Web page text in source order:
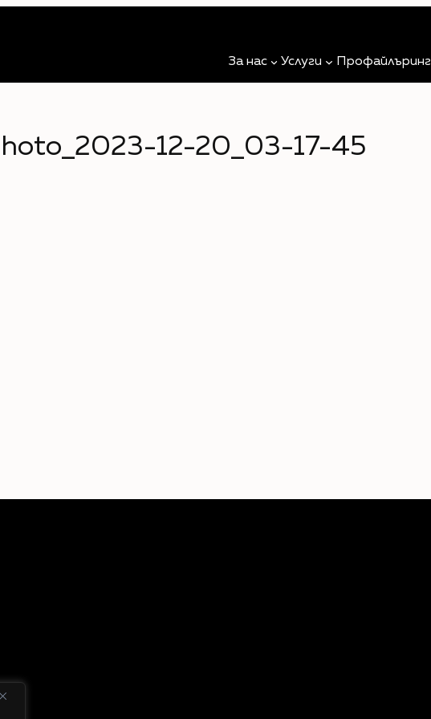
За нас Услуги Профайлъринг
12-20_03-17-45